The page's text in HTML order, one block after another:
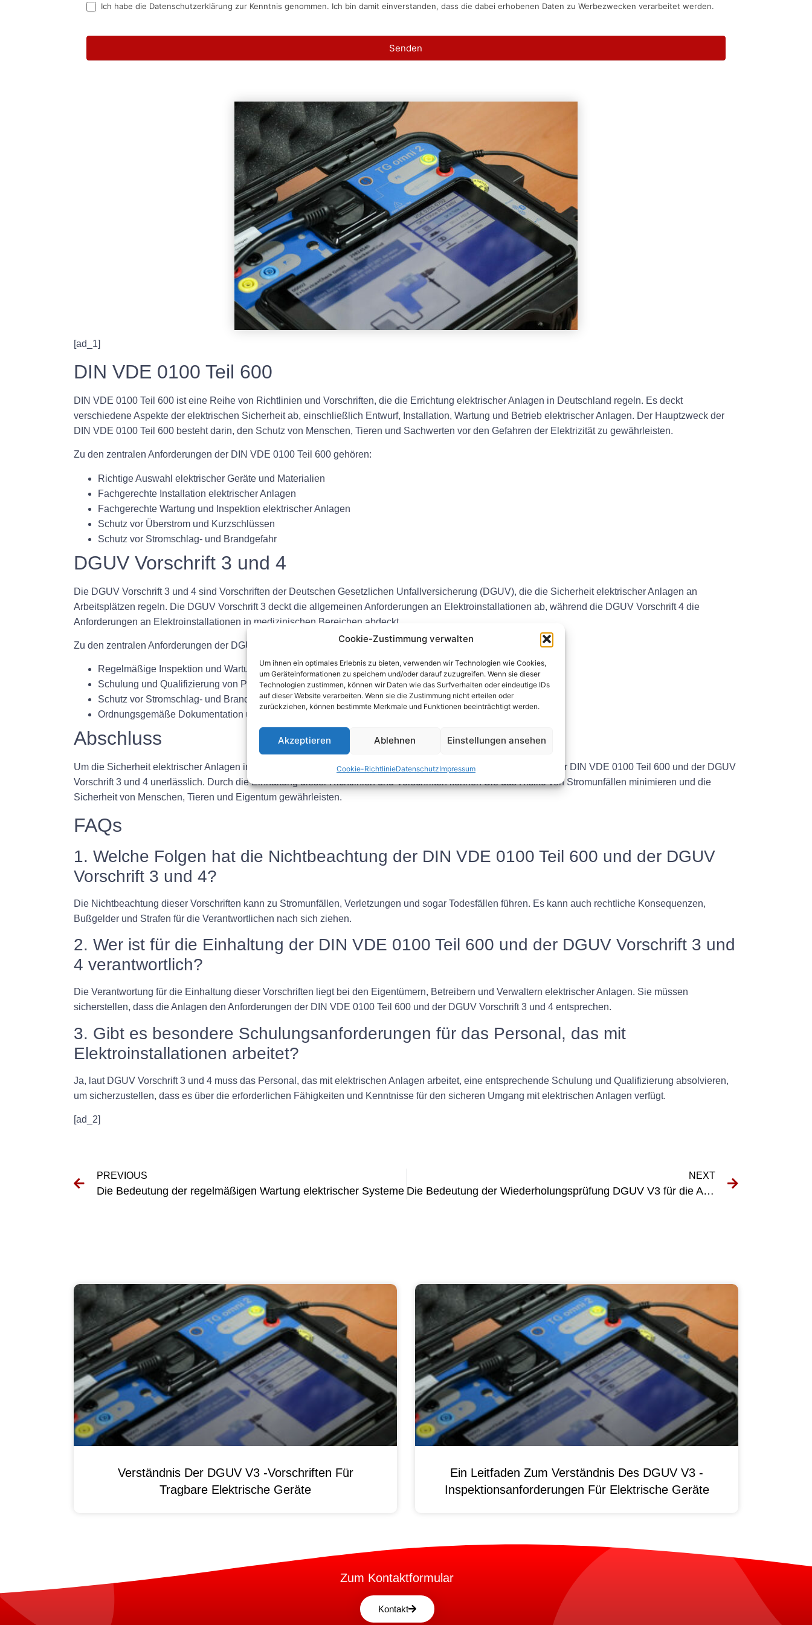
Cookie-Zustimmung verwalten
Um ihnen ein optimales Erlebnis zu bieten, verwenden wir Technologien wie Cookies,
um Geräteinformationen zu speichern und/oder darauf zuzugreifen. Wenn sie dieser
Technologien zustimmen, können wir Daten wie das Surfverhalten oder eindeutige IDs
auf dieser Website verarbeiten. Wenn sie die Zustimmung nicht erteilen oder
zurückziehen, können bestimmte Merkmale und Funktionen beeinträchtigt werden.
Akzeptieren Ablehnen Einstellungen ansehen
Cookie-RichtlinieDatenschutzImpressum
Ich habe die Datenschutzerklärung zur Kenntnis genommen. Ich bin damit einverstanden, dass die dabei erhobenen Daten zu Werbezwecken verarbeitet werden.
Senden
[ad_1]
DIN VDE 0100 Teil 600
DIN VDE 0100 Teil 600 ist eine Reihe von Richtlinien und Vorschriften, die die Errichtung elektrischer Anlagen in Deutschland regeln. Es deckt
verschiedene Aspekte der elektrischen Sicherheit ab, einschließlich Entwurf, Installation, Wartung und Betrieb elektrischer Anlagen. Der Hauptzweck der
DIN VDE 0100 Teil 600 besteht darin, den Schutz von Menschen, Tieren und Sachwerten vor den Gefahren der Elektrizität zu gewährleisten.
Zu den zentralen Anforderungen der DIN VDE 0100 Teil 600 gehören:
Richtige Auswahl elektrischer Geräte und Materialien
Fachgerechte Installation elektrischer Anlagen
Fachgerechte Wartung und Inspektion elektrischer Anlagen
Schutz vor Überstrom und Kurzschlüssen
Schutz vor Stromschlag- und Brandgefahr
DGUV Vorschrift 3 und 4
Die DGUV Vorschrift 3 und 4 sind Vorschriften der Deutschen Gesetzlichen Unfallversicherung (DGUV), die die Sicherheit elektrischer Anlagen an
Arbeitsplätzen regeln. Die DGUV Vorschrift 3 deckt die allgemeinen Anforderungen an Elektroinstallationen ab, während die DGUV Vorschrift 4 die
Anforderungen an Elektroinstallationen in medizinischen Bereichen abdeckt.
Zu den zentralen Anforderungen der DGUV Vorschrift 3 und 4 gehören:
Regelmäßige Inspektion und Wartung elektrischer Anlagen
Schulung und Qualifizierung von Personal, das mit elektrischen Anlagen arbeitet
Schutz vor Stromschlag- und Brandgefahr
Ordnungsgemäße Dokumentation und Aufzeichnung von Elektroinstallationen
Abschluss
Um die Sicherheit elektrischer Anlagen in Deutschland zu gewährleisten, ist das Verständnis der Anforderungen der DIN VDE 0100 Teil 600 und der DGUV
Vorschrift 3 und 4 unerlässlich. Durch die Einhaltung dieser Richtlinien und Vorschriften können Sie das Risiko von Stromunfällen minimieren und die
Sicherheit von Menschen, Tieren und Eigentum gewährleisten.
FAQs
1. Welche Folgen hat die Nichtbeachtung der DIN VDE 0100 Teil 600 und der DGUV
Vorschrift 3 und 4?
Die Nichtbeachtung dieser Vorschriften kann zu Stromunfällen, Verletzungen und sogar Todesfällen führen. Es kann auch rechtliche Konsequenzen,
Bußgelder und Strafen für die Verantwortlichen nach sich ziehen.
2. Wer ist für die Einhaltung der DIN VDE 0100 Teil 600 und der DGUV Vorschrift 3 und
4 verantwortlich?
Die Verantwortung für die Einhaltung dieser Vorschriften liegt bei den Eigentümern, Betreibern und Verwaltern elektrischer Anlagen. Sie müssen
sicherstellen, dass die Anlagen den Anforderungen der DIN VDE 0100 Teil 600 und der DGUV Vorschrift 3 und 4 entsprechen.
3. Gibt es besondere Schulungsanforderungen für das Personal, das mit
Elektroinstallationen arbeitet?
Ja, laut DGUV Vorschrift 3 und 4 muss das Personal, das mit elektrischen Anlagen arbeitet, eine entsprechende Schulung und Qualifizierung absolvieren,
um sicherzustellen, dass es über die erforderlichen Fähigkeiten und Kenntnisse für den sicheren Umgang mit elektrischen Anlagen verfügt.
[ad_2]
PREVIOUS
Die Bedeutung der regelmäßigen Wartung elektrischer Systeme
NEXT
Die Bedeutung der Wiederholungsprüfung DGUV V3 für die Arbeitssicherheit verstehen
Verständnis Der DGUV V3 -Vorschriften Für
Tragbare Elektrische Geräte
Ein Leitfaden Zum Verständnis Des DGUV V3 -
Inspektionsanforderungen Für Elektrische Geräte
Zum Kontaktformular
Kontakt